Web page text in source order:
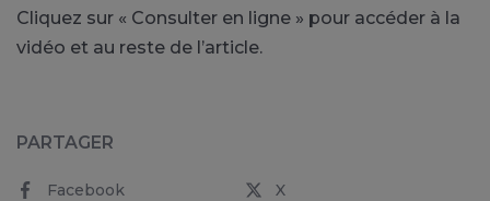
Cliquez sur « Consulter en ligne » pour accéder à la
vidéo et au reste de l’article.
PARTAGER
Facebook X